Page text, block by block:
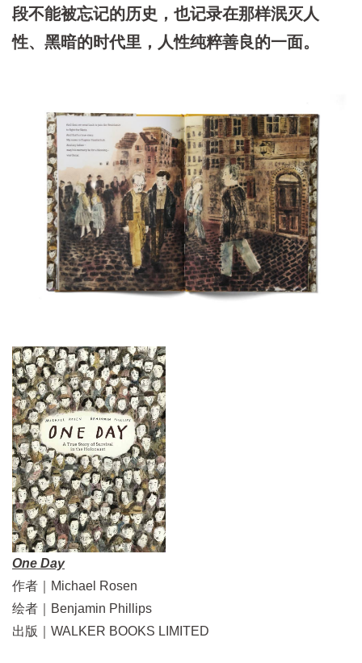
段不能被忘记的历史，也记录在那样泯灭人
性、黑暗的时代里，人性纯粹善良的一面。
One Day
作者｜Michael Rosen
绘者｜Benjamin Phillips
出版｜WALKER BOOKS LIMITED